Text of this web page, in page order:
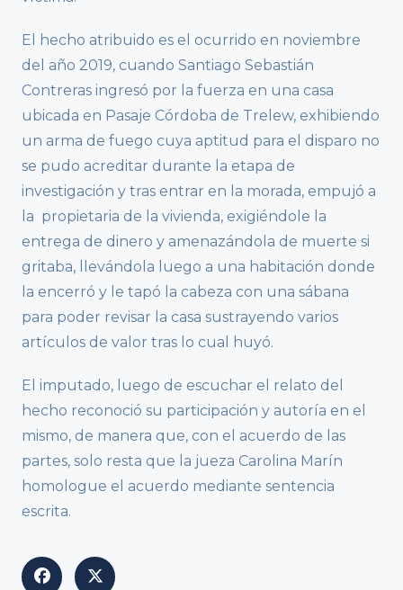
El hecho atribuido es el ocurrido en noviembre
del año 2019, cuando Santiago Sebastián
Contreras ingresó por la fuerza en una casa
ubicada en Pasaje Córdoba de Trelew, exhibiendo
un arma de fuego cuya aptitud para el disparo no
se pudo acreditar durante la etapa de
investigación y tras entrar en la morada, empujó a
la propietaria de la vivienda, exigiéndole la
entrega de dinero y amenazándola de muerte si
gritaba, llevándola luego a una habitación donde
la encerró y le tapó la cabeza con una sábana
para poder revisar la casa sustrayendo varios
artículos de valor tras lo cual huyó.
El imputado, luego de escuchar el relato del
hecho reconoció su participación y autoría en el
mismo, de manera que, con el acuerdo de las
partes, solo resta que la jueza Carolina Marín
homologue el acuerdo mediante sentencia
escrita.